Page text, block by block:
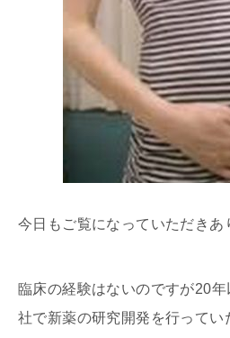
今日もご覧になっていただきあ
臨床の経験はないのですが20
社で新薬の研究開発を行ってい